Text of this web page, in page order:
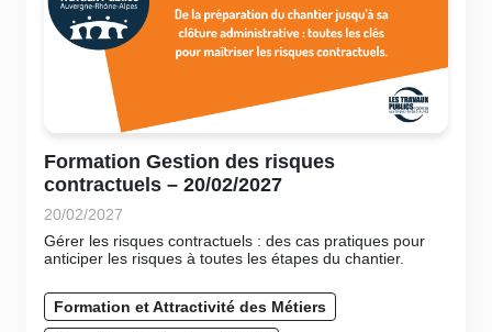
Formation Gestion des risques
contractuels – 20/02/2027
20/02/2027
Gérer les risques contractuels : des cas pratiques pour
anticiper les risques à toutes les étapes du chantier.
Formation et Attractivité des Métiers